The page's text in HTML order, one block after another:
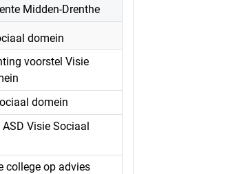
Midden-Drenthe
domein
voorstel Visie
domein
Visie Sociaal
college op advies